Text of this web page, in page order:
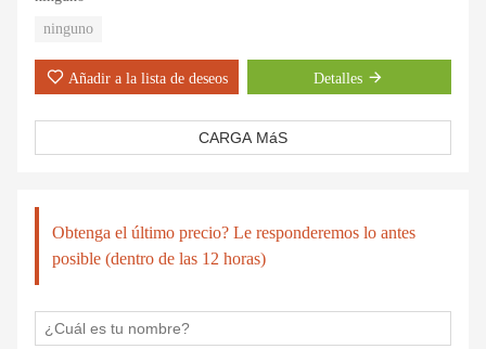
ninguno
Añadir a la lista de deseos Detalles
CARGA MáS
Obtenga el último precio? Le responderemos lo antes
posible (dentro de las 12 horas)